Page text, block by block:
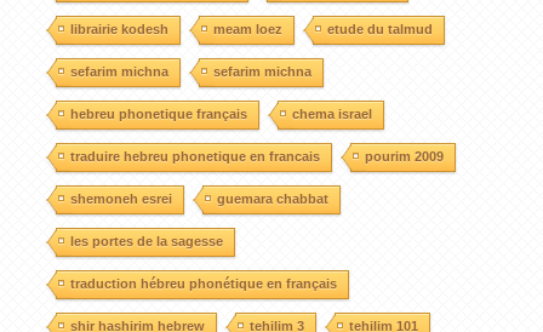
librairie kodesh meam loez etude du talmud
sefarim michna sefarim michna
hebreu phonetique français chema israel
traduire hebreu phonetique en francais pourim 2009
shemoneh esrei guemara chabbat
les portes de la sagesse
traduction hébreu phonétique en français
shir hashirim hebrew tehilim 3 tehilim 101